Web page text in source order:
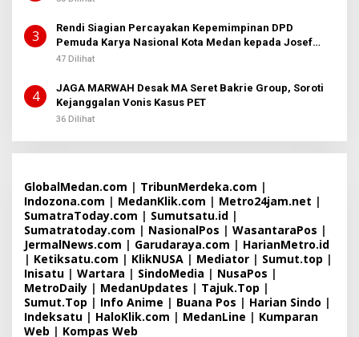
3
Rendi Siagian Percayakan Kepemimpinan DPD
Pemuda Karya Nasional Kota Medan kepada Josef
Sembiring
47 Dilihat
4
JAGA MARWAH Desak MA Seret Bakrie Group, Soroti
Kejanggalan Vonis Kasus PET
36 Dilihat
GlobalMedan.com | TribunMerdeka.com |
Indozona.com | MedanKlik.com | Metro24jam.net |
SumatraToday.com | Sumutsatu.id |
Sumatratoday.com | NasionalPos | WasantaraPos |
JermalNews.com | Garudaraya.com | HarianMetro.id
| Ketiksatu.com | KlikNUSA | Mediator | Sumut.top |
Inisatu | Wartara | SindoMedia | NusaPos |
MetroDaily | MedanUpdates | Tajuk.Top |
Sumut.Top | Info Anime | Buana Pos | Harian Sindo |
Indeksatu | HaloKlik.com | MedanLine | Kumparan
Web | Kompas Web